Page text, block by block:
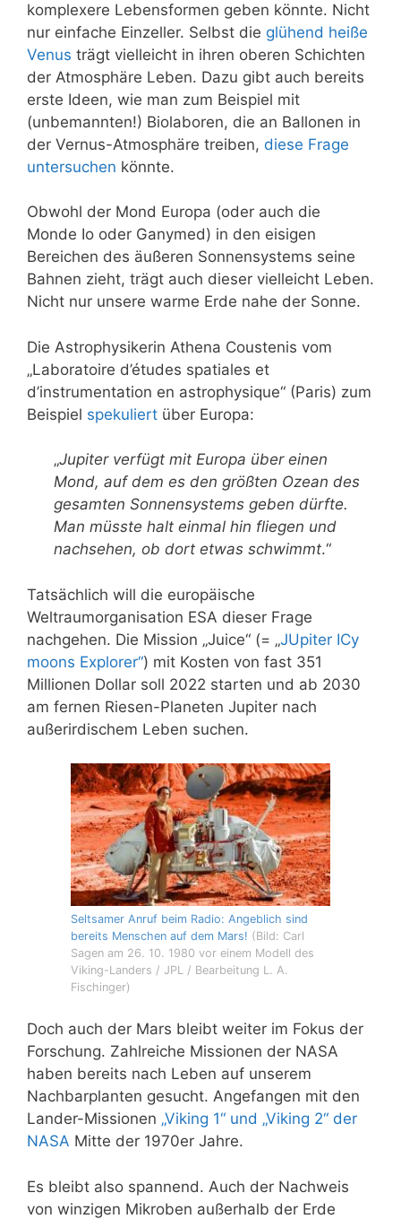
komplexere Lebensformen geben könnte. Nicht
nur einfache Einzeller. Selbst die glühend heiße
Venus trägt vielleicht in ihren oberen Schichten
der Atmosphäre Leben. Dazu gibt auch bereits
erste Ideen, wie man zum Beispiel mit
(unbemannten!) Biolaboren, die an Ballonen in
der Vernus-Atmosphäre treiben, diese Frage
untersuchen könnte.
Obwohl der Mond Europa (oder auch die
Monde Io oder Ganymed) in den eisigen
Bereichen des äußeren Sonnensystems seine
Bahnen zieht, trägt auch dieser vielleicht Leben.
Nicht nur unsere warme Erde nahe der Sonne.
Die Astrophysikerin Athena Coustenis vom
„Laboratoire d’études spatiales et
d’instrumentation en astrophysique“ (Paris) zum
Beispiel spekuliert über Europa:
„Jupiter verfügt mit Europa über einen
Mond, auf dem es den größten Ozean des
gesamten Sonnensystems geben dürfte.
Man müsste halt einmal hin fliegen und
nachsehen, ob dort etwas schwimmt.“
Tatsächlich will die europäische
Weltraumorganisation ESA dieser Frage
nachgehen. Die Mission „Juice“ (= „JUpiter ICy
moons Explorer“) mit Kosten von fast 351
Millionen Dollar soll 2022 starten und ab 2030
am fernen Riesen-Planeten Jupiter nach
außerirdischem Leben suchen.
Seltsamer Anruf beim Radio: Angeblich sind
bereits Menschen auf dem Mars! (Bild: Carl
Sagen am 26. 10. 1980 vor einem Modell des
Viking-Landers / JPL / Bearbeitung L. A.
Fischinger)
Doch auch der Mars bleibt weiter im Fokus der
Forschung. Zahlreiche Missionen der NASA
haben bereits nach Leben auf unserem
Nachbarplanten gesucht. Angefangen mit den
Lander-Missionen „Viking 1“ und „Viking 2“ der
NASA Mitte der 1970er Jahre.
Es bleibt also spannend. Auch der Nachweis
von winzigen Mikroben außerhalb der Erde